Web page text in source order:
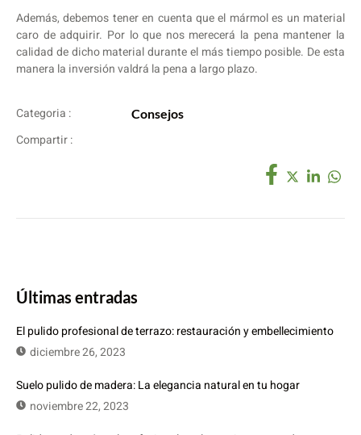
Además, debemos tener en cuenta que el mármol es un material
caro de adquirir. Por lo que nos merecerá la pena mantener la
calidad de dicho material durante el más tiempo posible. De esta
manera la inversión valdrá la pena a largo plazo.
Categoria : Consejos
Compartir :
Últimas entradas
El pulido profesional de terrazo: restauración y embellecimiento
diciembre 26, 2023
Suelo pulido de madera: La elegancia natural en tu hogar
noviembre 22, 2023